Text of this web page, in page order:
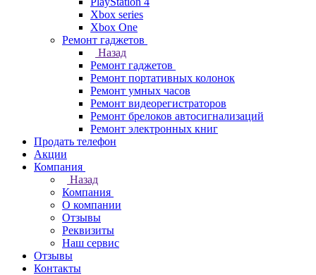
Xbox series
Xbox One
Ремонт гаджетов
Назад
Ремонт гаджетов
Ремонт портативных колонок
Ремонт умных часов
Ремонт видеорегистраторов
Ремонт брелоков автосигнализаций
Ремонт электронных книг
Продать телефон
Акции
Компания
Назад
Компания
О компании
Отзывы
Реквизиты
Наш сервис
Отзывы
Контакты